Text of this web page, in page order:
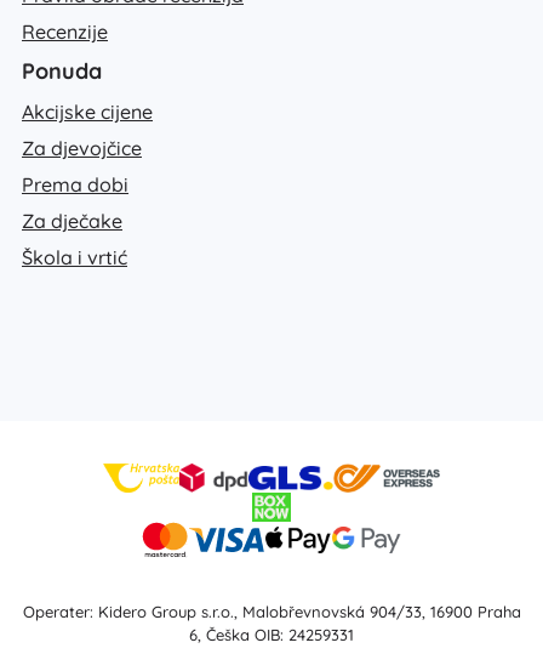
Recenzije
Ponuda
Akcijske cijene
Za djevojčice
Prema dobi
Za dječake
Škola i vrtić
Operater: Kidero Group s.r.o., Malobřevnovská 904/33, 16900 Praha
6, Češka OIB: 24259331